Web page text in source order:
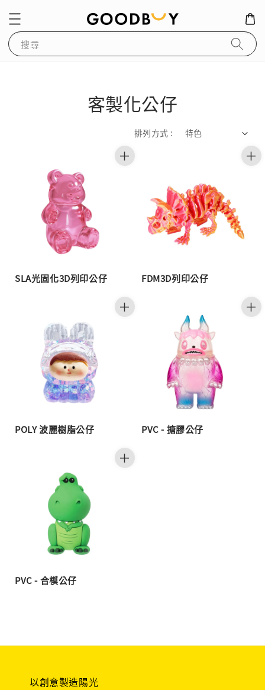
搜尋
客製化公仔
排列方式 :
SLA光固化3D列印公仔 FDM3D列印公仔
POLY 波麗樹脂公仔 PVC - 搪膠公仔
PVC - 合模公仔
以創意製造陽光